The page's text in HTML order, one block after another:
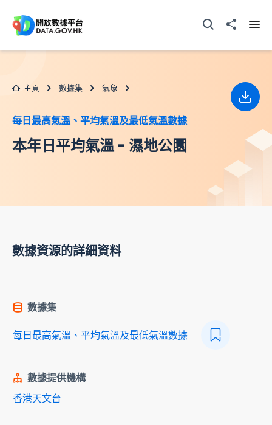
打開搜尋器分享至
主頁 數據集 氣象
每日最高氣溫、平均氣溫及最低氣溫數據
本年日平均氣溫 - 濕地公園
下載
數據資源的詳細資料
數據集
每日最高氣溫、平均氣溫及最低氣溫數據
數據提供機構
香港天文台